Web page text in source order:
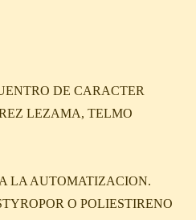
DE CARACTER
LEZAMA, TELMO
LA AUTOMATIZACION.
O POLIESTIRENO